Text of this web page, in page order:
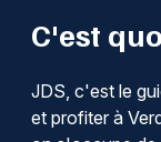
C'est
JDS, c'est le
et profiter à